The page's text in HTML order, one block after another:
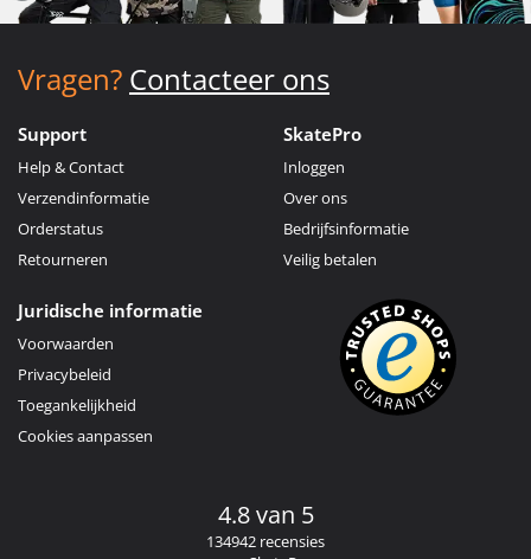
Vragen? Contacteer ons
Support
Help & Contact
Verzendinformatie
Orderstatus
Retourneren
SkatePro
Inloggen
Over ons
Bedrijfsinformatie
Veilig betalen
Juridische informatie
Voorwaarden
Privacybeleid
Toegankelijkheid
Cookies aanpassen
4.8 van 5
134942 recensies